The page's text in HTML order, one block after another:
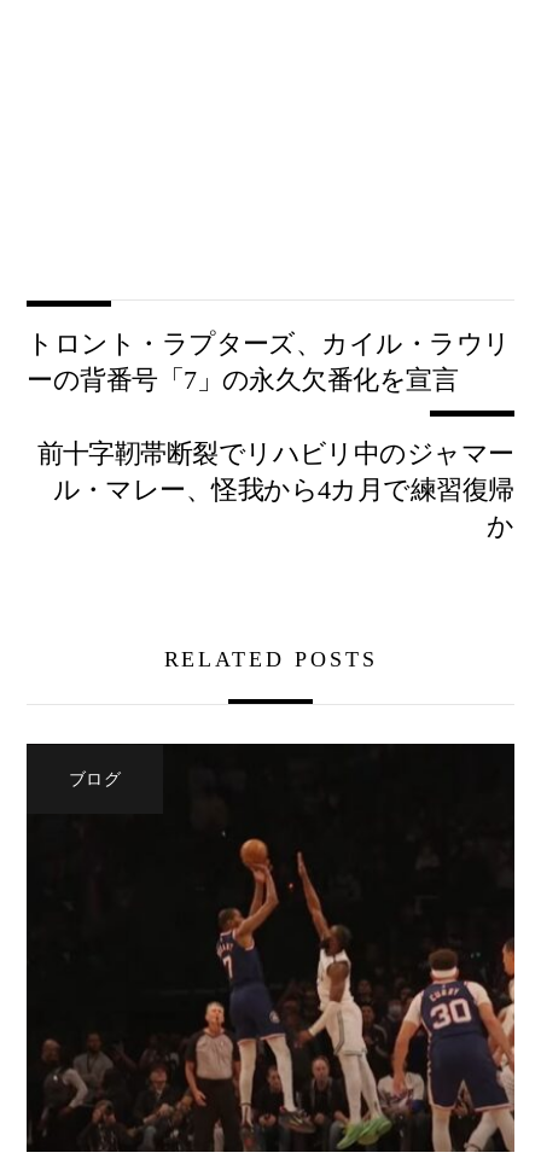
トロント・ラプターズ、カイル・ラウリ
ーの背番号「7」の永久欠番化を宣言
前十字靭帯断裂でリハビリ中のジャマー
ル・マレー、怪我から4カ月で練習復帰
か
RELATED POSTS
ブログ